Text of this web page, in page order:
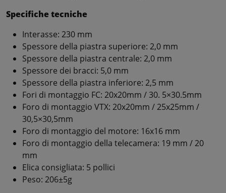
Specifiche tecniche
Interasse: 230 mm
Spessore della piastra superiore: 2,0 mm
Spessore della piastra centrale: 2,0 mm
Spessore dei bracci: 5,0 mm
Spessore della piastra inferiore: 2,5 mm
Fori di montaggio FC: 20x20mm / 30. 5×30.5mm
Foro di montaggio VTX: 20x20mm / 25x25mm /
30,5×30,5mm
Foro di montaggio del motore: 16x16 mm
Foro di montaggio della telecamera: 19 mm / 20
mm
Elica consigliata: 5 pollici
Peso: 206±5g